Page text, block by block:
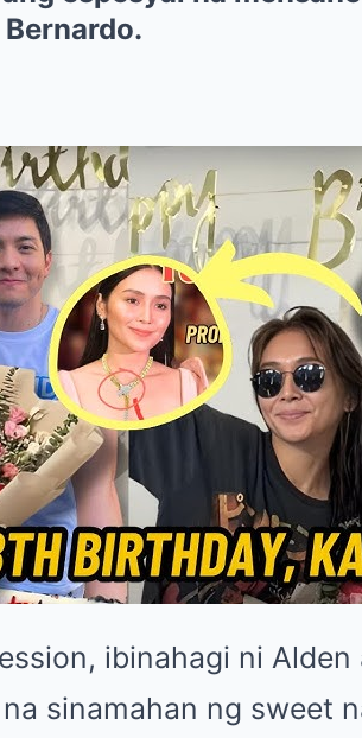
ibinahagi ni
sinamahan ng sweet